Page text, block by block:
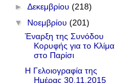
► Δεκεμβρίου (218)
▼ Νοεμβρίου (201)
Έναρξη της Συνόδου
Κορυφής για το Κλίμα
στο Παρίσι
Η Γελοιογραφία της
Ημέρας 30.11.2015